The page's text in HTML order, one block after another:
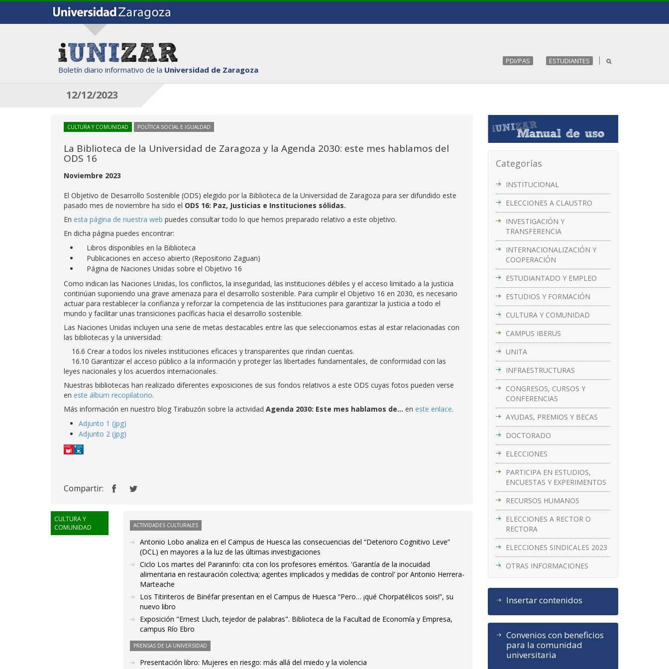
Boletín diario informativo de la Universidad de Zaragoza
PDI/PAS ESTUDIANTES
12/12/2023
Categorías
INSTITUCIONAL
ELECCIONES A CLAUSTRO
INVESTIGACIÓN Y
TRANSFERENCIA
INTERNACIONALIZACIÓN Y
COOPERACIÓN
ESTUDIANTADO Y EMPLEO
ESTUDIOS Y FORMACIÓN
CULTURA Y COMUNIDAD
CAMPUS IBERUS
UNITA
INFRAESTRUCTURAS
CONGRESOS, CURSOS Y
CONFERENCIAS
AYUDAS, PREMIOS Y BECAS
DOCTORADO
ELECCIONES
PARTICIPA EN ESTUDIOS,
ENCUESTAS Y EXPERIMENTOS
RECURSOS HUMANOS
ELECCIONES A RECTOR O
RECTORA
ELECCIONES SINDICALES 2023
OTRAS INFORMACIONES
Insertar contenidos
Convenios con beneficios
para la comunidad
universitaria
CULTURA Y COMUNIDAD POLÍTICA SOCIAL E IGUALDAD
La Biblioteca de la Universidad de Zaragoza y la Agenda 2030: este mes hablamos del
ODS 16
Noviembre 2023
El Objetivo de Desarrollo Sostenible (ODS) elegido por la Biblioteca de la Universidad de Zaragoza para ser difundido este
pasado mes de noviembre ha sido el ODS 16: Paz, Justicias e Instituciones sólidas.
En esta página de nuestra web puedes consultar todo lo que hemos preparado relativo a este objetivo.
En dicha página puedes encontrar:
Libros disponibles en la Biblioteca
Publicaciones en acceso abierto (Repositorio Zaguan)
Página de Naciones Unidas sobre el Objetivo 16
Como indican las Naciones Unidas, los conflictos, la inseguridad, las instituciones débiles y el acceso limitado a la justicia
continúan suponiendo una grave amenaza para el desarrollo sostenible. Para cumplir el Objetivo 16 en 2030, es necesario
actuar para restablecer la confianza y reforzar la competencia de las instituciones para garantizar la justicia a todo el
mundo y facilitar unas transiciones pacíficas hacia el desarrollo sostenible.
Las Naciones Unidas incluyen una serie de metas destacables entre las que seleccionamos estas al estar relacionadas con
las bibliotecas y la universidad:
16.6 Crear a todos los niveles instituciones eficaces y transparentes que rindan cuentas.
16.10 Garantizar el acceso público a la información y proteger las libertades fundamentales, de conformidad con las
leyes nacionales y los acuerdos internacionales.
Nuestras bibliotecas han realizado diferentes exposiciones de sus fondos relativos a este ODS cuyas fotos pueden verse
en este álbum recopilatorio.
Más información en nuestro blog Tirabuzón sobre la actividad Agenda 2030: Este mes hablamos de… en este enlace.
Adjunto 1 (jpg)
Adjunto 2 (jpg)
Compartir:
CULTURA Y
COMUNIDAD
ACTIVIDADES CULTURALES
Antonio Lobo analiza en el Campus de Huesca las consecuencias del “Deterioro Cognitivo Leve”
(DCL) en mayores a la luz de las últimas investigaciones
Ciclo Los martes del Paraninfo: cita con los profesores eméritos. 'Garantía de la inocuidad
alimentaria en restauración colectiva; agentes implicados y medidas de control' por Antonio Herrera-
Marteache
Los Titiriteros de Binéfar presentan en el Campus de Huesca “Pero… ¡qué Chorpatélicos sois!”, su
nuevo libro
Exposición "Ernest Lluch, tejedor de palabras". Biblioteca de la Facultad de Economía y Empresa,
campus Río Ebro
PRENSAS DE LA UNIVERSIDAD
Presentación libro: Mujeres en riesgo: más allá del miedo y la violencia